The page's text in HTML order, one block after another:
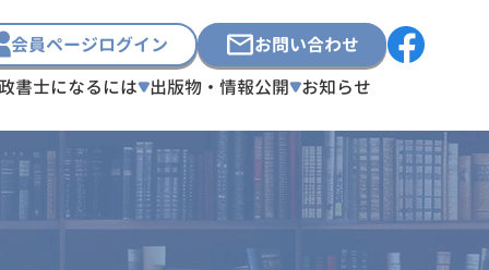
会員ページログイン
お問い合わせ
書士になるには 出版物・情報公開 お知らせ